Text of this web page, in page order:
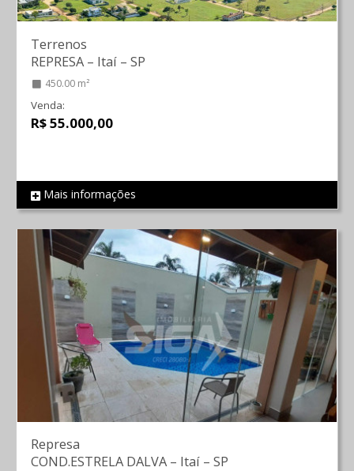
REF 1560
Terrenos
REPRESA– Itaí – SP
450.00 m²
Venda:
R$ 55.000,00
Mais informações
Represa
COND.ESTRELA DALVA– Itaí – SP